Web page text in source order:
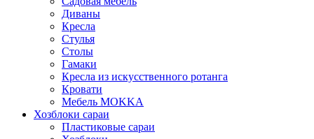
Диваны
Кресла
Стулья
Столы
Гамаки
Кресла из искусственного ротанга
Кровати
Мебель MOKKA
Хозблоки сараи
Пластиковые сараи